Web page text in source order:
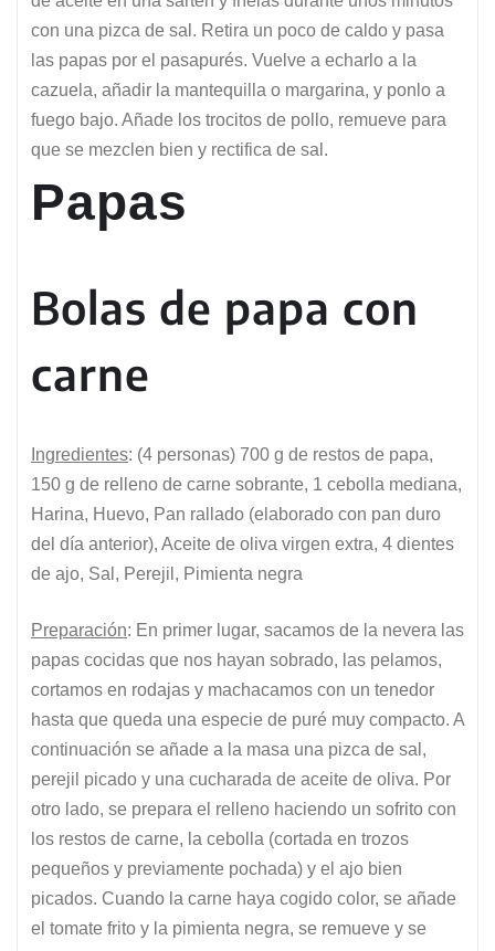
con una pizca de sal. Retira un poco de caldo y pasa
las papas por el pasapurés. Vuelve a echarlo a la
cazuela, añadir la mantequilla o margarina, y ponlo a
fuego bajo. Añade los trocitos de pollo, remueve para
que se mezclen bien y rectifica de sal.
Papas
Bolas de papa con
carne
Ingredientes: (4 personas) 700 g de restos de papa,
150 g de relleno de carne sobrante, 1 cebolla mediana,
Harina, Huevo, Pan rallado (elaborado con pan duro
del día anterior), Aceite de oliva virgen extra, 4 dientes
de ajo, Sal, Perejil, Pimienta negra
Preparación: En primer lugar, sacamos de la nevera las
papas cocidas que nos hayan sobrado, las pelamos,
cortamos en rodajas y machacamos con un tenedor
hasta que queda una especie de puré muy compacto. A
continuación se añade a la masa una pizca de sal,
perejil picado y una cucharada de aceite de oliva. Por
otro lado, se prepara el relleno haciendo un sofrito con
los restos de carne, la cebolla (cortada en trozos
pequeños y previamente pochada) y el ajo bien
picados. Cuando la carne haya cogido color, se añade
el tomate frito y la pimienta negra, se remueve y se